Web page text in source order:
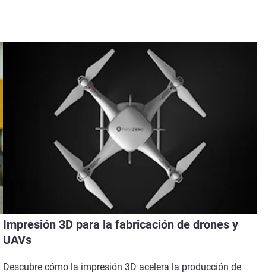
Impresión 3D para la fabricación de drones y
UAVs
Descubre cómo la impresión 3D acelera la producción de